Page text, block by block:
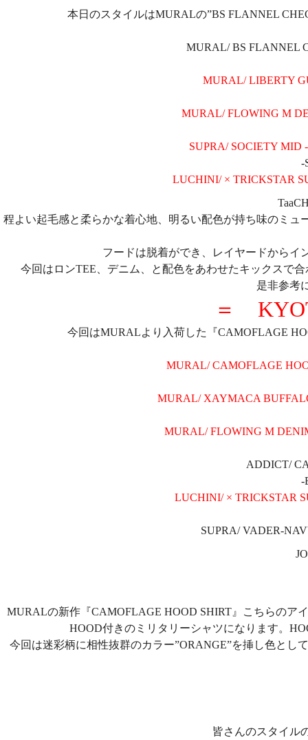
本日のスタイルはMURALの”BS FLANNEL
MURAL/ BS FLANNEL
MURAL/ LIBERTY
MURAL/ FLOWING M
SUPRA/ SOCIETY MID
-
LUCHINI/ × TRICKSTAR
程よい起毛感と柔らかな着心地、明るい配色が持ち味のミ
フードは脱着ができ、レイヤードからイ
今回はロンTEE、デニム、と配色をあわせたキックスで
是非参考
＝
今回はMURALより入荷した『CAMOFLAGE
MURAL/ CAMOFLAGE
MURAL/ XAYMACA
MURAL/ FLOWING M
ADDICT/
-
LUCHINI/ × TRICKSTAR
SUPRA/ VADER-
MURALの新作『CAMOFLAGE HOOD SHIRT』こちらのア
HOOD付きのミリタリーシャツになります。
今回は迷彩柄に相性抜群のカラー”ORANGE”を挿し色と
皆さんのスタイル